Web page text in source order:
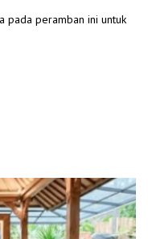
pada peramban ini untuk